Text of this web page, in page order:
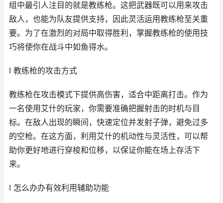
组中最引人注目的就是教练枪。这把武器既可以用来攻击
敌人，也能为队友提供支持，因此灵活运用教练枪至关重
要。为了在激烈的对局中取得胜利，掌握教练枪的使用技
巧将使你在战斗中如鱼得水。
I 教练枪的攻击方式
教练枪在攻击模式下提供高伤害，适合中距离打击。作为
一名使用艾什的玩家，你需要准确把握射击的时机与目
标。在敌人出现的瞬间，快速定位并发射子弹，避免过多
的空枪。在这方面，利用艾什的机动性与灵活性，可以帮
助你更好地进行穿梭和位移，以保证你能在场上存活下
来。
I 怎么办办有效利用辅助功能